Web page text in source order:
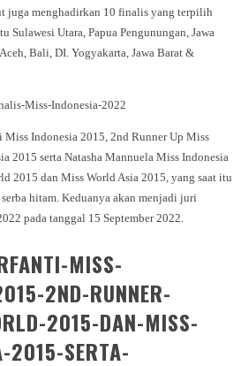
juga menghadirkan 10 finalis yang terpilih
Sulawesi Utara, Papua Pengunungan, Jawa
Bali, DI. Yogyakarta, Jawa Barat &
Indonesia 2015, 2nd Runner Up Miss
2015 serta Natasha Mannuela Miss Indonesia
2015 dan Miss World Asia 2015, yang saat itu
hitam. Keduanya akan menjadi juri
pada tanggal 15 September 2022.